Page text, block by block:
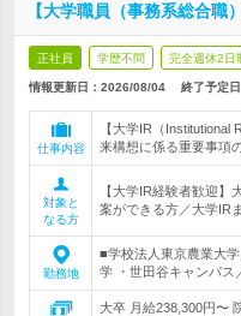
【大学職員（事務系総合
正社員 学歴不問 完全週休2日
情報更新日：2026/08/04 終了予定
仕事内容
【大学IR（
来構想に係る重要事項
対象と
なる方
【大学IR経験者歓迎】
案ができる方／大学IR
勤務地
■学校法人東京農業大
学 ・世田谷キャンパス
大卒 月給238,300円〜